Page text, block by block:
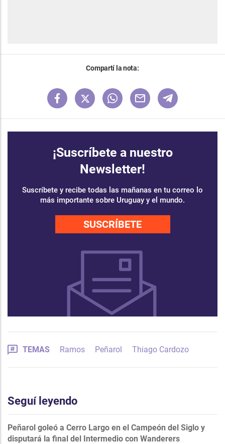
Compartí la nota:
¡Suscríbete a nuestro
Newsletter!
Suscríbete y recibe todas las mañanas en tu correo lo
más importante sobre Uruguay y el mundo.
SUSCRÍBETE
TEMAS Ramos Peñarol Thiago Cardozo
Seguí leyendo
Peñarol goleó a Cerro Largo en el Campeón del Siglo y
disputará la final del Intermedio con Wanderers